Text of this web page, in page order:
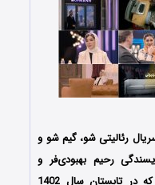
رئالیتی شو، گیم شو و
رحیم بهبودی‌فر و
تهیه‌کنندگی سید جواد هاشمی است که در تابستان سال 1402